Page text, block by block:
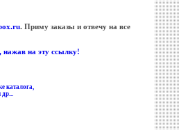
. Приму заказы и отвечу на все
на эту ссылку!
каталога,